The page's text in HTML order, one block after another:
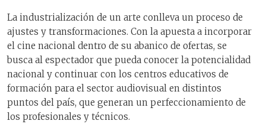
La industrialización de un arte conlleva un proceso de
ajustes y transformaciones. Con la apuesta a incorporar
el cine nacional dentro de su abanico de ofertas, se
busca al espectador que pueda conocer la potencialidad
nacional y continuar con los centros educativos de
formación para el sector audiovisual en distintos
puntos del país, que generan un perfeccionamiento de
los profesionales y técnicos.